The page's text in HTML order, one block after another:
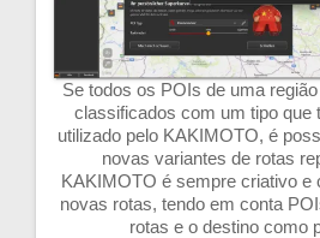
Se todos os POIs de uma
classificados com um tipo que
utilizado pelo KAKIMOTO, é
novas variantes de rotas
KAKIMOTO é sempre criativo e
novas rotas, tendo em conta
rotas e o destino como